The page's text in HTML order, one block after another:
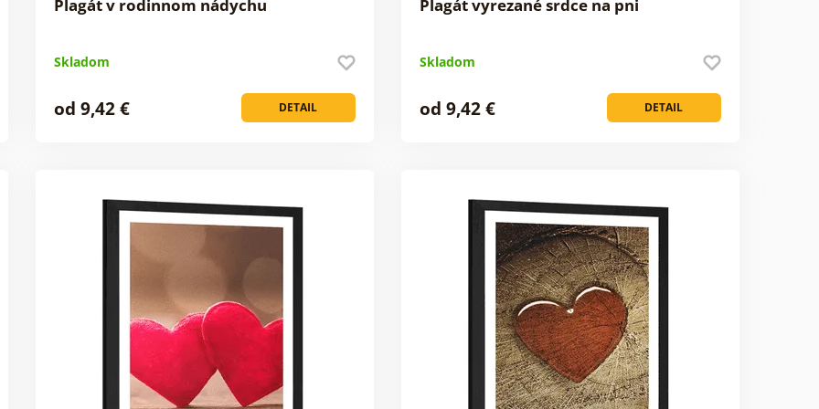
Plagát v rodinnom nádychu
Skladom
DETAIL
od 9,42 €
Plagát vyrezané srdce na pni
Skladom
DETAIL
od 9,42 €